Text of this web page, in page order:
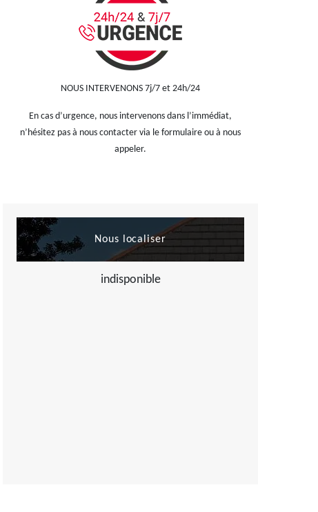
NOUS INTERVENONS 7j/7 et 24h/24
En cas d’urgence, nous intervenons dans l’immédiat,
n’hésitez pas à nous contacter via le formulaire ou à nous
appeler.
Nous localiser
indisponible